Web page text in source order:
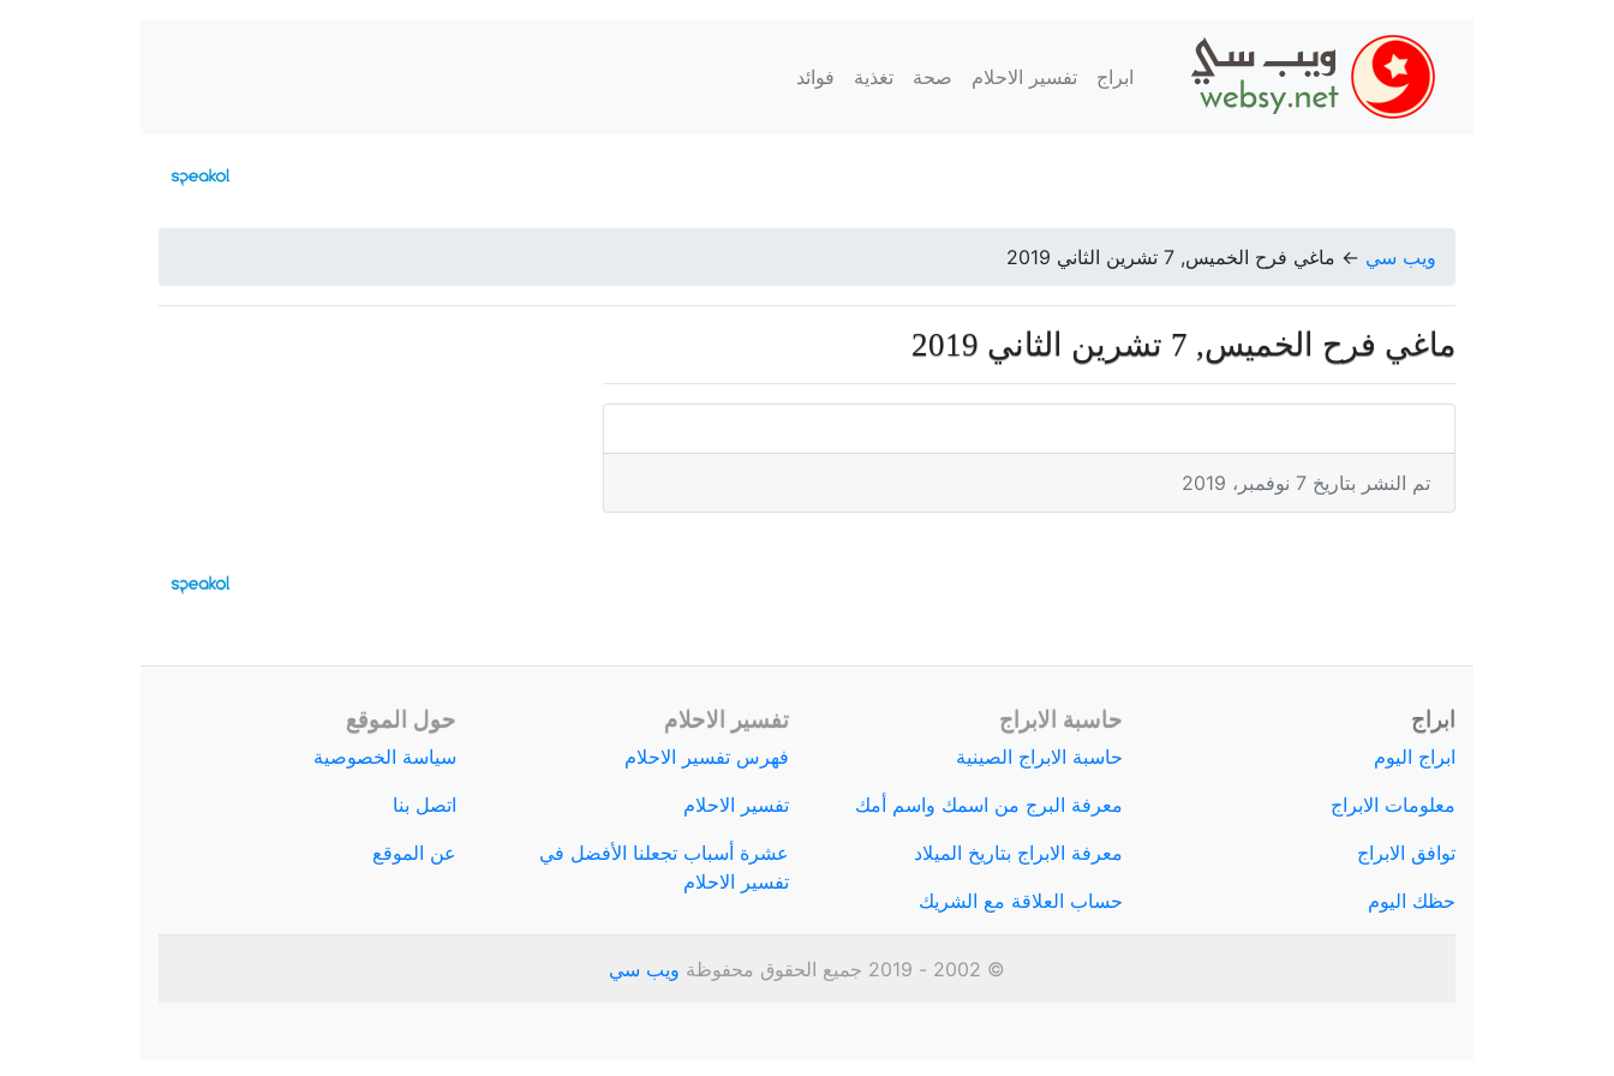
ابراج تفسير الاحلام صحة تغذية فوائد
ويب سي ← ماغي فرح الخميس, 7 تشرين الثاني 2019
ماغي فرح الخميس, 7 تشرين الثاني 2019
تم النشر بتاريخ 7 نوفمبر، 2019
ابراج
ابراج اليوم
معلومات الابراج
توافق الابراج
حظك اليوم
حاسبة الابراج
حاسبة الابراج الصينية
معرفة البرج من اسمك واسم أمك
معرفة الابراج بتاريخ الميلاد
حساب العلاقة مع الشريك
تفسير الاحلام
فهرس تفسير الاحلام
تفسير الاحلام
عشرة أسباب تجعلنا الأفضل في
تفسير الاحلام
حول الموقع
سياسة الخصوصية
اتصل بنا
عن الموقع
© 2002 - 2019 جميع الحقوق محفوظة ويب سي